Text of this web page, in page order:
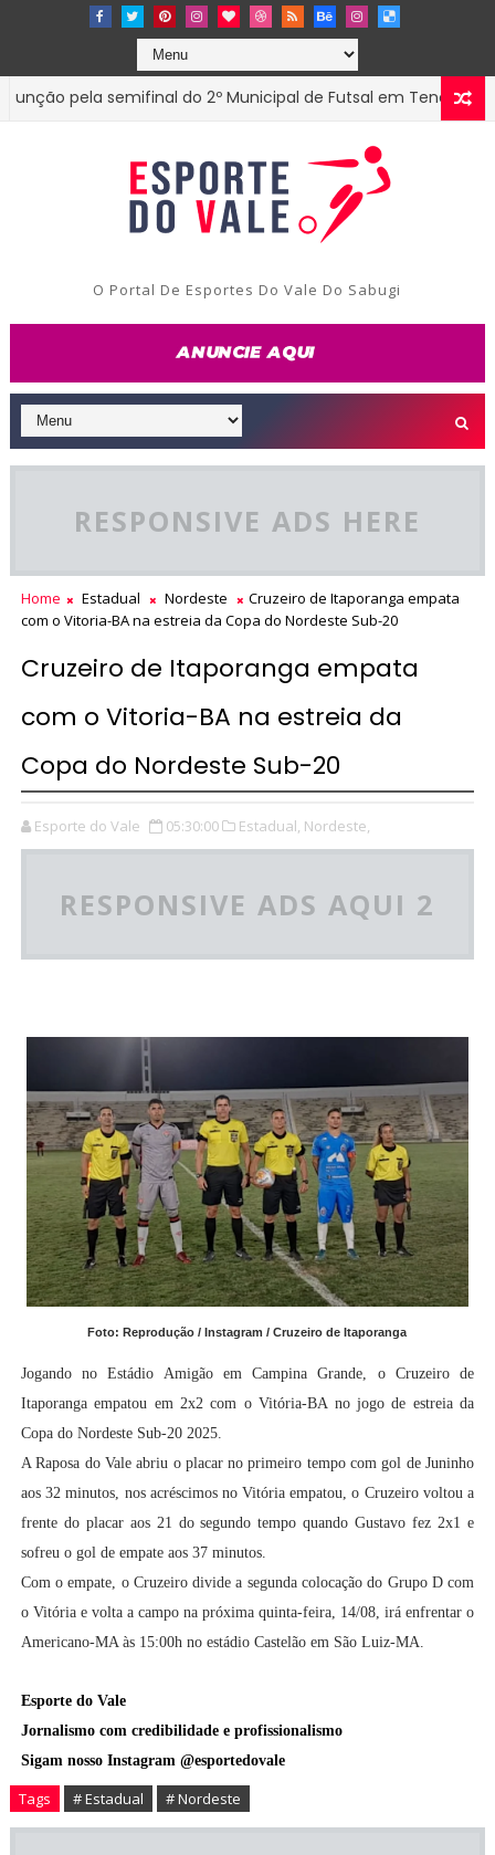
pela semifinal do 2º Municipal de Futsal em Tenório-PB
O Portal De Esportes Do Vale Do Sabugi
RESPONSIVE ADS HERE
Home Estadual Nordeste
Cruzeiro de Itaporanga empata
com o Vitoria-BA na estreia da Copa do Nordeste Sub-20
Cruzeiro de Itaporanga empata
com o Vitoria-BA na estreia da
Copa do Nordeste Sub-20
Esporte do Vale 05:30:00 Estadual, Nordeste,
RESPONSIVE ADS AQUI 2
Foto: Reprodução / Instagram / Cruzeiro de Itaporanga
Jogando no Estádio Amigão em Campina Grande, o Cruzeiro de
Itaporanga empatou em 2x2 com o Vitória-BA no jogo de estreia da
Copa do Nordeste Sub-20 2025.
A Raposa do Vale abriu o placar no primeiro tempo com gol de Juninho
aos 32 minutos, nos acréscimos no Vitória empatou, o Cruzeiro voltou a
frente do placar aos 21 do segundo tempo quando Gustavo fez 2x1 e
sofreu o gol de empate aos 37 minutos.
Com o empate, o Cruzeiro divide a segunda colocação do Grupo D com
o Vitória evolta a campo na próxima quinta-feira, 14/08, irá enfrentar o
Americano-MA às 15:00h no estádio Castelão em São Luiz-MA.
Esporte do Vale
Jornalismo com credibilidade e profissionalismo
Sigam nosso Instagram @esportedovale
Tags # Estadual # Nordeste